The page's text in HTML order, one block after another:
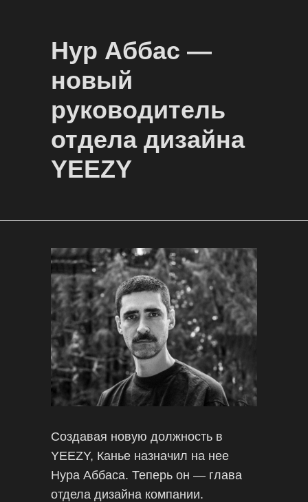
Нур Аббас —
новый
руководитель
отдела дизайна
YEEZY
Создавая новую должность в
YEEZY, Канье назначил на нее
Нура Аббаса. Теперь он — глава
отдела дизайна компании.